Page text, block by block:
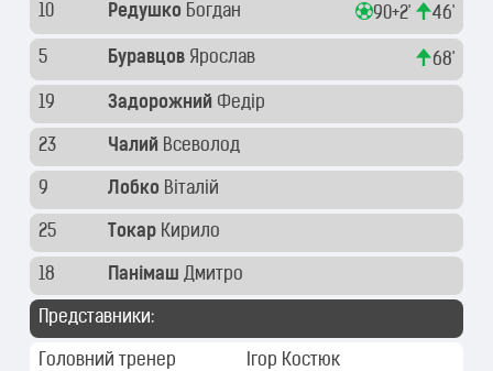
10 Редушко Богдан 90+2' 46'
5 Буравцов Ярослав 68'
19 Задорожний Федір
23 Чалий Всеволод
9 Лобко Віталій
25 Токар Кирило
18 Панімаш Дмитро
Представники:
Головний тренер Ігор Костюк